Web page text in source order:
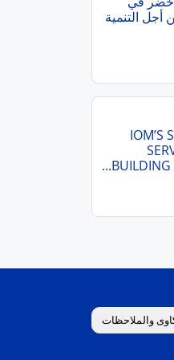
أجل التنمية
IOM’S
BUILDING
والملاحظات